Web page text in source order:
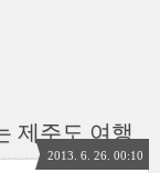
제주도 여행
2013. 6. 26. 00:10